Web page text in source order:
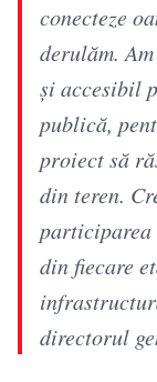
conecteze
derulăm.
și accesibil
publică,
proiect să
din teren.
participarea
din fiecare
directorul